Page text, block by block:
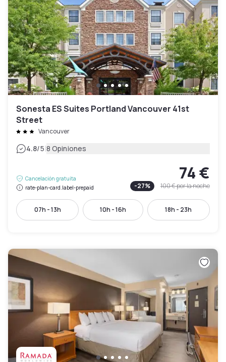
Sonesta ES Suites Portland Vancouver 41st
Street
Vancouver
4.8/5|8 Opiniones
Cancelación gratuita
rate-plan-card.label-prepaid
74 €
-27% 100 €por la noche
07h - 13h 10h - 16h 18h - 23h